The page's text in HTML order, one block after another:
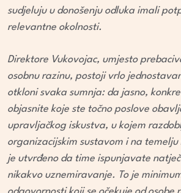
sudjeluju u donošenju odluka imali
relevantne okolnosti.
Direktore Vukovojac, umjesto
osobnu razinu, postoji vrlo
otkloni svaka sumnja: da jasno,
objasnite koje ste točno poslove
upravljačkog iskustva, u kojem
organizacijskim sustavom i na
je utvrđeno da time ispunjavate
nikakvo uznemiravanje. To je